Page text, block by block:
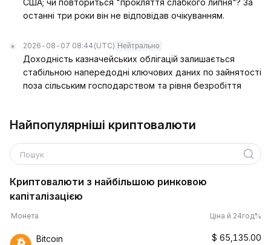
США; чи повториться "прокляття слабкого липня"? За
останні три роки він не відповідав очікуванням.
2026-08-07 08:44 (UTC) Нейтрально
Доходність казначейських облігацій залишається
стабільною напередодні ключових даних по зайнятості
поза сільським господарством та рівня безробіття
Найпопулярніші криптовалюти
Пошук
Криптовалюти з найбільшою ринковою
капіталізацією
Монета Ціна й 24год%
Bitcoin $ 65,135.00